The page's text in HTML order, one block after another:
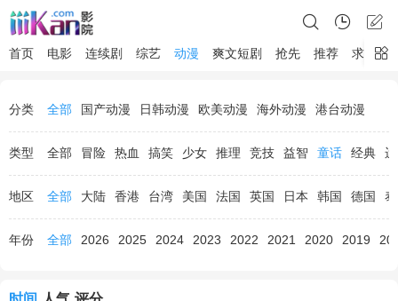
首页 电影 连续剧 综艺 动漫 爽文短剧 抢先 推荐 求片
分类 全部 国产动漫 日韩动漫 欧美动漫 海外动漫 港台动漫
类型 全部 冒险 热血 搞笑 少女 推理 竞技 益智 童话 经典
地区 全部 大陆 香港 台湾 美国 法国 英国 日本 韩国 德国
年份 全部 2026 2025 2024 2023 2022 2021 2020 2019